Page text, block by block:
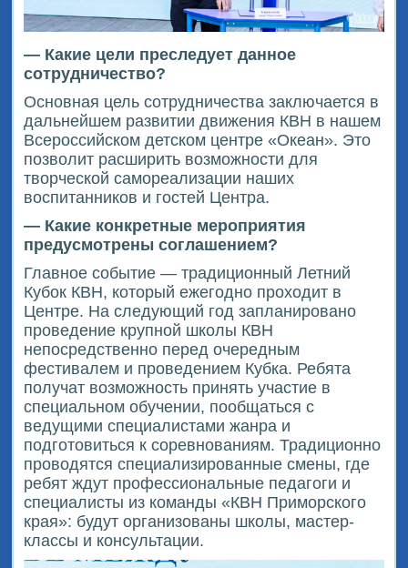
— Какие цели преследует данное
сотрудничество?
Основная цель сотрудничества заключается в
дальнейшем развитии движения КВН в нашем
Всероссийском детском центре «Океан». Это
позволит расширить возможности для
творческой самореализации наших
воспитанников и гостей Центра.
— Какие конкретные мероприятия
предусмотрены соглашением?
Главное событие — традиционный Летний
Кубок КВН, который ежегодно проходит в
Центре. На следующий год запланировано
проведение крупной школы КВН
непосредственно перед очередным
фестивалем и проведением Кубка. Ребята
получат возможность принять участие в
специальном обучении, пообщаться с
ведущими специалистами жанра и
подготовиться к соревнованиям. Традиционно
проводятся специализированные смены, где
ребят ждут профессиональные педагоги и
специалисты из команды «КВН Приморского
края»: будут организованы школы, мастер-
классы и консультации.